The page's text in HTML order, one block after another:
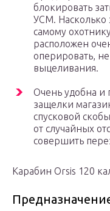
блокировать
УСМ. Насколько
самому
расположен
оперировать, не
выцеливания.
Очень удобна и
защелки
спусковой
от случайных
совершить
Карабин Orsis 120